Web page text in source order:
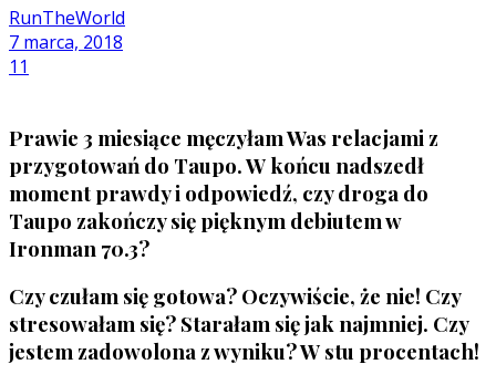
RunTheWorld
7 marca, 2018
11
Prawie 3 miesiące męczyłam Was relacjami z
przygotowań do Taupo. W końcu nadszedł
moment prawdy i odpowiedź, czy droga do
Taupo zakończy się pięknym debiutem w
Ironman 70.3?
Czy czułam się gotowa? Oczywiście, że nie! Czy
stresowałam się? Starałam się jak najmniej. Czy
jestem zadowolona z wyniku? W stu procentach!